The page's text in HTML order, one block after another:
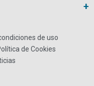
de uso
de Cookies